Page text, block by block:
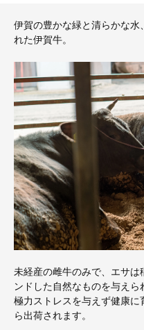
伊賀の豊かな緑と清らかな水
れた伊賀牛。
未経産の雌牛のみで、エサ
ンドした自然なものを与えら
極力ストレスを与えず健康
ら出荷されます。